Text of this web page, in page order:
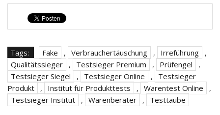
Tags: Fake , Verbrauchertäuschung , Irreführung
,
Qualitätssieger
, Testsieger Premium , Prüfengel
,
Testsieger Siegel
, Testsieger Online ,
Testsieger
Produkt
, Institut für Produkttests , Warentest Online
,
Testsieger Institut
, Warenberater , Testtaube